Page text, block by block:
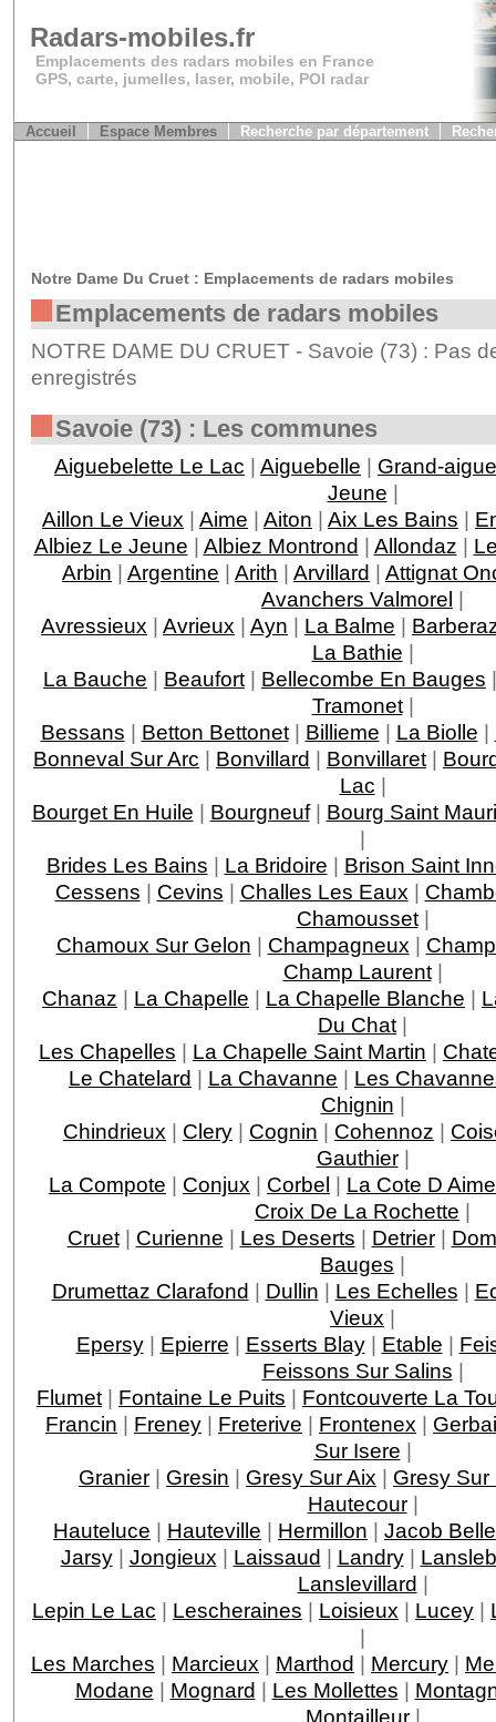
Radars-mobiles.fr
Emplacements des radars mobiles en France
GPS, carte, jumelles, laser, mobile, POI radar
Accueil Espace Membres Recherche par département
Notre Dame Du Cruet : Emplacements de radars mobiles
Emplacements de radars mobiles
NOTRE DAME DU CRUET - Savoie (73) : Pas
enregistrés
Savoie (73) : Les communes
Aiguebelette Le Lac | Aiguebelle | Grand-
Jeune |
Aillon Le Vieux | Aime | Aiton | Aix Les Bains |
Albiez Le Jeune | Albiez Montrond | Allondaz |
Arbin | Argentine | Arith | Arvillard | Attignat
Avanchers Valmorel |
Avressieux | Avrieux | Ayn | La Balme |
La Bathie |
La Bauche | Beaufort | Bellecombe En Bauges
Tramonet|
Bessans | Betton Bettonet| Billieme | La Biolle |
Bonneval Sur Arc | Bonvillard | Bonvillaret |
Lac |
Bourget En Huile | Bourgneuf| Bourg Saint
|
Brides Les Bains | La Bridoire | Brison Saint
Cessens | Cevins | Challes Les Eaux |
Chamousset|
Chamoux Sur Gelon | Champagneux |
Champ Laurent|
Chanaz | La Chapelle | La Chapelle Blanche |
Du Chat |
Les Chapelles | La Chapelle Saint Martin |
Le Chatelard | La Chavanne | Les
Chignin |
Chindrieux | Clery | Cognin | Cohennoz |
Gauthier|
La Compote | Conjux | Corbel | La Cote D Aime
Croix De La Rochette |
Cruet| Curienne | Les Deserts | Detrier|
Bauges |
Drumettaz Clarafond | Dullin | Les Echelles |
Vieux |
Epersy| Epierre | Esserts Blay| Etable |
Feissons Sur Salins |
Flumet | Fontaine Le Puits | Fontcouverte La
Francin | Freney | Freterive | Frontenex |
Sur Isere |
Granier | Gresin | Gresy Sur Aix | Gresy Sur
Hautecour|
Hauteluce | Hauteville | Hermillon | Jacob
Jarsy| Jongieux | Laissaud | Landry|
Lanslevillard |
Lepin Le Lac | Lescheraines | Loisieux | Lucey |
|
Les Marches | Marcieux | Marthod | Mercury |
Modane | Mognard | Les Mollettes |
Montailleur|